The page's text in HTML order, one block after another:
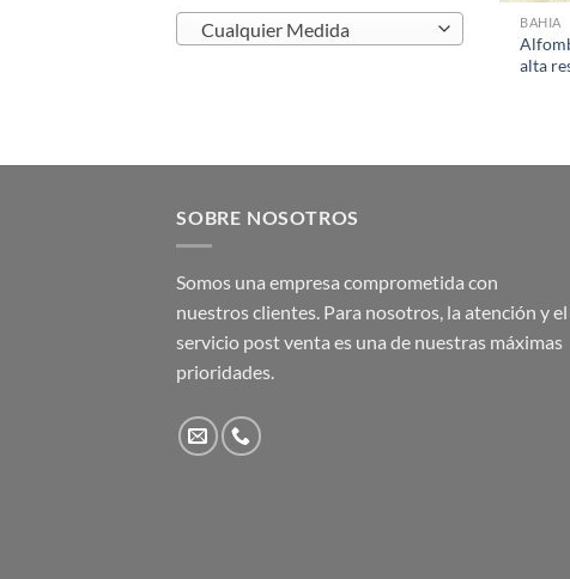
Cualquier Medida BAHIA
alta
SOBRE NOSOTROS
Somos una empresa comprometida con
nuestros clientes. Para nosotros, la atención y el
servicio post venta es una de nuestras máximas
prioridades.